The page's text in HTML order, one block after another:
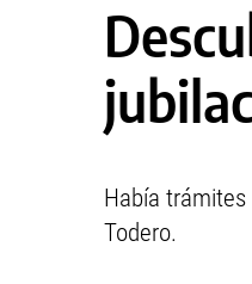
Había
Todero.